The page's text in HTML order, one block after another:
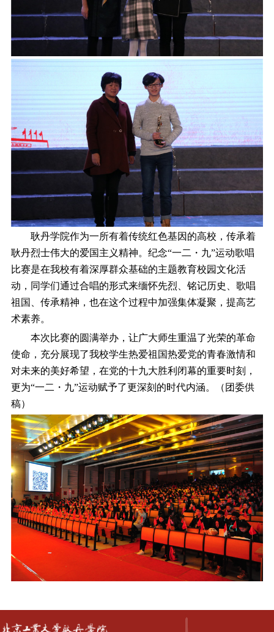
耿丹学院作为一所有着传统红色基因的高校，传承着
耿丹烈士伟大的爱国主义精神。纪念“一二・九”运动歌唱
比赛是在我校有着深厚群众基础的主题教育校园文化活
动，同学们通过合唱的形式来缅怀先烈、铭记历史、歌唱
祖国、传承精神，也在这个过程中加强集体凝聚，提高艺
术素养。
本次比赛的圆满举办，让广大师生重温了光荣的革命
使命，充分展现了我校学生热爱祖国热爱党的青春激情和
对未来的美好希望，在党的十九大胜利闭幕的重要时刻，
更为“一二・九”运动赋予了更深刻的时代内涵。（团委供
稿）